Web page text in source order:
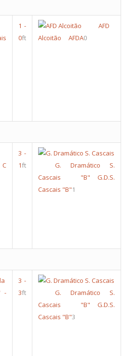
1 -
0ft
AFD
Alcoitão
AFDA0
C
3 -
1ft
G. Dramático S.
Cascais "B"
G.D.S.
Cascais "B"1
-
3 -
3ft
G. Dramático S.
Cascais "B"
G.D.S.
Cascais "B"3